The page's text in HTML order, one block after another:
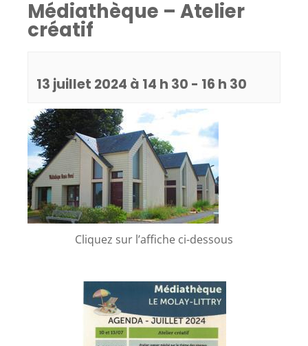
Médiathèque – Atelier
créatif
13 juillet 2024 à 14 h 30 - 16 h 30
Cliquez sur l’affiche ci-dessous